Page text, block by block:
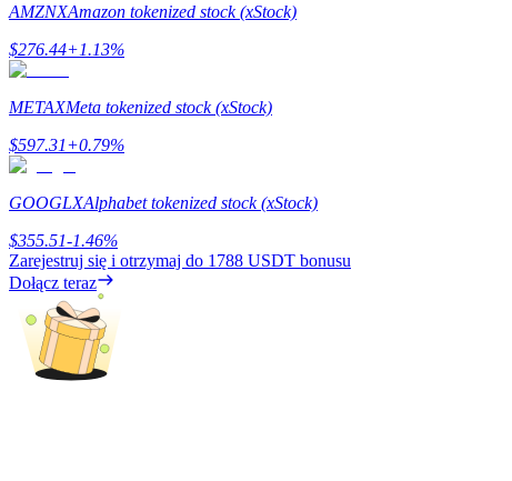
Przewodnik
Przewodnik dla początkujących dotyczący kontraktów futures
Strategie handlowe
Dowiedz się, jak zachować rentowność
AMZNXAmazon tokenized stock (xStock)
$276.44+1.13%
METAXMeta tokenized stock (xStock)
$597.31+0.79%
GOOGLXAlphabet tokenized stock (xStock)
$355.51-1.46%
Zarejestruj się i otrzymaj do 1788 USDT bonusu
Dołącz teraz